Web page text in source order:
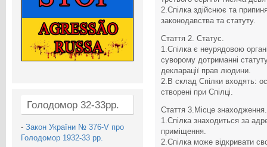
Голодомор 32-33рр.
- Закон України № 376-V про
Голодомор 1932-33 рр.
2.Спілка здійснює та
законодавства та статуту.
Стаття 2. Статус.
1.Спілка є неурядовою
суворому дотриманні
декларації прав людини.
2.В склад Спілки входять:
створені при Спілці.
Стаття 3.Місце знаходження.
1.Спілка знаходиться за
приміщення.
2.Спілка може відкривати